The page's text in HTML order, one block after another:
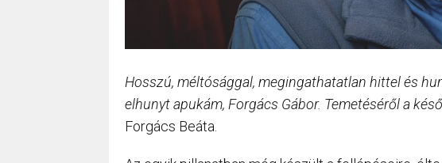
Hosszú, méltósággal, megingathatatlan hittel és
elhunyt apukám, Forgács Gábor. Temetéséről a
Forgács Beáta.